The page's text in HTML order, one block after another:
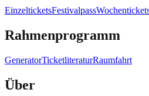
EinzelticketsFestivalpass
Rahmenprogramm
GeneratorTicketliteraturRaumfahrt
Über